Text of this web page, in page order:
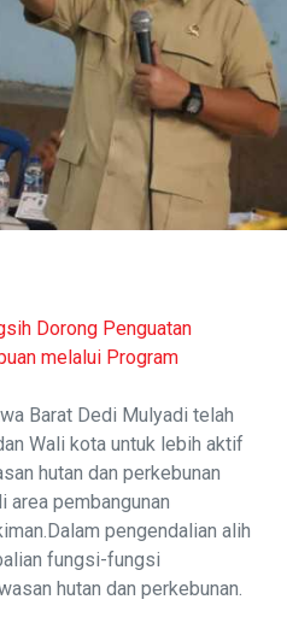
Dorong Penguatan
melalui Program
Barat Dedi Mulyadi telah
Wali kota untuk lebih aktif
hutan dan perkebunan
area pembangunan
pengendalian alih
fungsi-fungsi
hutan dan perkebunan.